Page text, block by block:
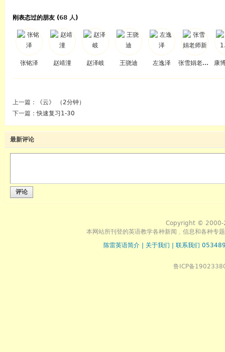
刚表态过的朋友 (68 人)
张铭泽 赵靖潼 赵泽岐 王骁迪 左逸泽 张雪娟老师新 康
上一篇：
《云》 （2分钟）
下一篇：快速复习1-30
最新评论
评论
Copyright © 2000-
本网站所刊登的英语教学各种新闻﹑信息和各种专
陈雷英语简介
关于我们 联系我们
鲁ICP备